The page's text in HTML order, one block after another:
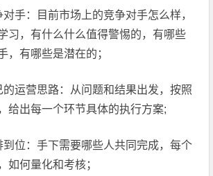
手：目前市场上的竞争对手怎么样，
习，有什么什么值得警惕的，有哪些
，有哪些是潜在的；
的运营思路：从问题和结果出发，按照
给出每一个环节具体的执行方案;
到位：手下需要哪些人共同完成，每个
如何量化和考核；